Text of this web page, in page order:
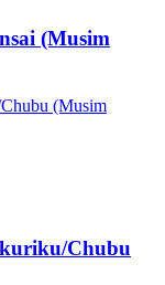
(Musim
Chubu